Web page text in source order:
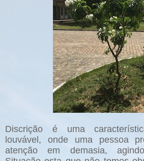
Discrição é uma
louvável, onde uma pessoa
atenção em demasia, agindo